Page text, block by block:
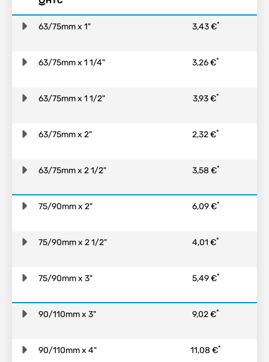
63/75mm x 1" 3,43 €*
63/75mm x 1 1/4" 3,26 €*
63/75mm x 1 1/2" 3,93 €*
63/75mm x 2" 2,32 €*
63/75mm x 2 1/2" 3,58 €*
75/90mm x 2" 6,09 €*
75/90mm x 2 1/2" 4,01 €*
75/90mm x 3" 5,49 €*
90/110mm x 3" 9,02 €*
90/110mm x 4" 11,08 €*